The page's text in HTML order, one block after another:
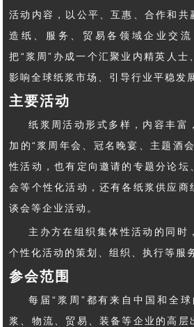
活动内容，以公平、互惠、合作和共
造纸、服务、贸易各领域企业交
把“浆周”办成一个汇聚业内精英人士
影响全球纸浆市场、引导行业平稳发
主要活动
纸浆周活动形式多样，内容丰富
加的“浆周年会、冠名晚宴、主题酒
性活动，也有定向邀请的专题分论坛
会等个性化活动，还有各纸浆供应商
谈会等企业活动。
主办方在组织集体性活动的同时
个性化活动的策划、组织、执行等服
参会范围
每届“浆周”都有来自中国和全
浆、物流、贸易、装备等企业的高层